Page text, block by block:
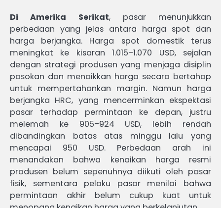
Di Amerika Serikat, pasar menunjukkan
perbedaan yang jelas antara harga spot dan
harga berjangka. Harga spot domestik terus
meningkat ke kisaran 1.015–1.070 USD, sejalan
dengan strategi produsen yang menjaga disiplin
pasokan dan menaikkan harga secara bertahap
untuk mempertahankan margin. Namun harga
berjangka HRC, yang mencerminkan ekspektasi
pasar terhadap permintaan ke depan, justru
melemah ke 905–924 USD, lebih rendah
dibandingkan batas atas minggu lalu yang
mencapai 950 USD. Perbedaan arah ini
menandakan bahwa kenaikan harga resmi
produsen belum sepenuhnya diikuti oleh pasar
fisik, sementara pelaku pasar menilai bahwa
permintaan akhir belum cukup kuat untuk